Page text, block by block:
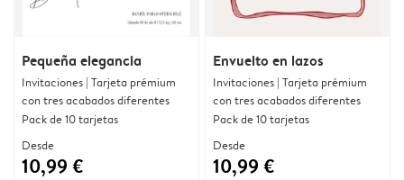
Pequeña elegancia
Invitaciones | Tarjeta prémium
con tres acabados diferentes
Pack de 10 tarjetas
Desde
10,99 €
Envuelto en lazos
Invitaciones | Tarjeta prémium
con tres acabados diferentes
Pack de 10 tarjetas
Desde
10,99 €